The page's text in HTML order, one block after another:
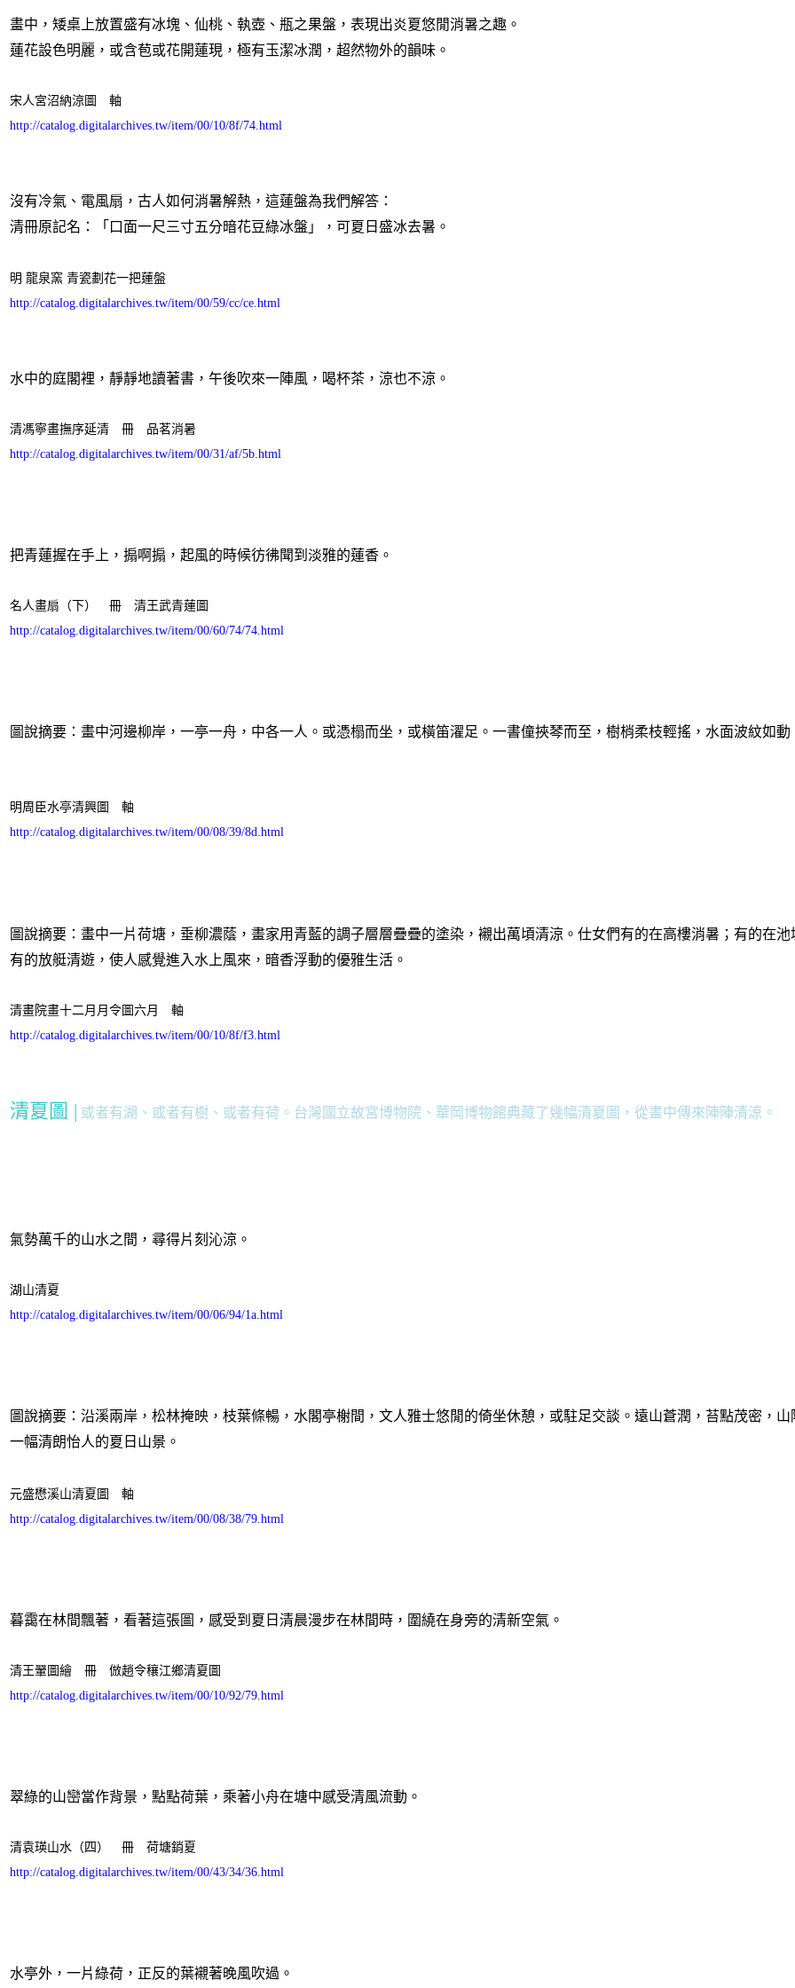
畫中，矮桌上放置盛有冰塊、仙桃、執壺、瓶之果盤，表現出炎夏悠閒消暑之趣。
蓮花設色明麗，或含苞或花開蓮現，極有玉潔冰潤，超然物外的韻味。
宋人宮沼納涼圖 軸
http://catalog.digitalarchives.tw/item/00/10/8f/74.html
沒有冷氣、電風扇，古人如何消暑解熱，這蓮盤為我們解答：
清冊原記名：「口面一尺三寸五分暗花豆綠冰盤」，可夏日盛冰去暑。
明 龍泉窯 青瓷劃花一把蓮盤
http://catalog.digitalarchives.tw/item/00/59/cc/ce.html
水中的庭閣裡，靜靜地讀著書，午後吹來一陣風，喝杯茶，涼也不涼。
清馮寧畫撫序延清 冊 品茗消暑
http://catalog.digitalarchives.tw/item/00/31/af/5b.html
把青蓮握在手上，搧啊搧，起風的時候彷彿聞到淡雅的蓮香。
名人畫扇（下） 冊 清王武青蓮圖
http://catalog.digitalarchives.tw/item/00/60/74/74.html
圖說摘要：畫中河邊柳岸，一亭一舟，中各一人。或憑榻而坐，或橫笛濯足。一書僮挾琴而至，樹梢柔枝輕搖，水面波紋如動
明周臣水亭清興圖 軸
http://catalog.digitalarchives.tw/item/00/08/39/8d.html
圖說摘要：畫中一片荷塘，垂柳濃蔭，畫家用青藍的調子層層疊疊的塗染，襯出萬頃清涼。仕女們有的在高樓消暑；有的在池
有的放艇清遊，使人感覺進入水上風來，暗香浮動的優雅生活。
清畫院畫十二月月令圖六月 軸
http://catalog.digitalarchives.tw/item/00/10/8f/f3.html
清夏圖 | 或者有湖、或者有樹、或者有荷。台灣國立故宮博物院、華岡博物館典藏了幾幅清夏圖，從畫中傳來陣陣清涼。
氣勢萬千的山水之間，尋得片刻沁涼。
湖山清夏
http://catalog.digitalarchives.tw/item/00/06/94/1a.html
圖說摘要：沿溪兩岸，松林掩映，枝葉條暢，水閣亭榭間，文人雅士悠閒的倚坐休憩，或駐足交談。遠山蒼潤，苔點茂密，
一幅清朗怡人的夏日山景。
元盛懋溪山清夏圖 軸
http://catalog.digitalarchives.tw/item/00/08/38/79.html
暮靄在林間飄著，看著這張圖，感受到夏日清晨漫步在林間時，圍繞在身旁的清新空氣。
清王翬圖繪 冊 倣趙令穰江鄉清夏圖
http://catalog.digitalarchives.tw/item/00/10/92/79.html
翠綠的山巒當作背景，點點荷葉，乘著小舟在塘中感受清風流動。
清袁瑛山水（四） 冊 荷塘銷夏
http://catalog.digitalarchives.tw/item/00/43/34/36.html
水亭外，一片綠荷，正反的葉襯著晚風吹過。